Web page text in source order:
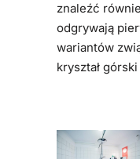
znaleźć
odgrywają
wariantów
kryształ